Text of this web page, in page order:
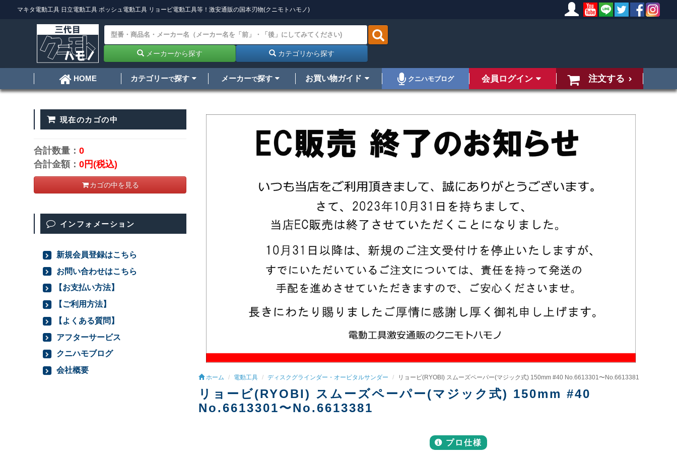
マキタ電動工具 日立電動工具 ボッシュ電動工具 リョービ電動工具等！激安通販の国本刃物(クニモトハモノ)
メーカーから探す カテゴリから探す
HOME カテゴリーで探す メーカーで探す お買い物ガイド クニハモブログ 会員ログイン 注文する
ホーム 電動工具 ディスクグラインダー・オービタルサンダー リョービ(RYOBI) スムーズペーパー(マジック式) 150mm #40 No.6613301〜No.6613381
リョービ(RYOBI) スムーズペーパー(マジック式) 150mm #40
No.6613301〜No.6613381
プロ仕様
現在のカゴの中
合計数量：0
合計金額：0円(税込)
カゴの中を見る
インフォメーション
新規会員登録はこちら
お問い合わせはこちら
【お支払い方法】
【ご利用方法】
【よくある質問】
アフターサービス
クニハモブログ
会社概要